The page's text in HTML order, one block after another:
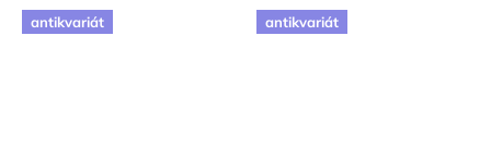
antikvariát antikvariát